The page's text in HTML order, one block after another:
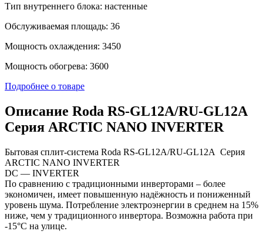
Тип внутреннего блока: настенные
Обслуживаемая площадь: 36
Мощность охлаждения: 3450
Мощность обогрева: 3600
Подробнее о товаре
Описание Roda RS-GL12A/RU-GL12A
Серия ARCTIC NANO INVERTER
Бытовая сплит-система Roda RS-GL12A/RU-GL12A Серия
ARCTIC NANO INVERTER
DC — INVERTER
По сравнению с традиционными инверторами – более
экономичен, имеет повышенную надёжность и пониженный
уровень шума. Потребление электроэнергии в среднем на 15%
ниже, чем у традиционного инвертора. Возможна работа при
-15°С на улице.